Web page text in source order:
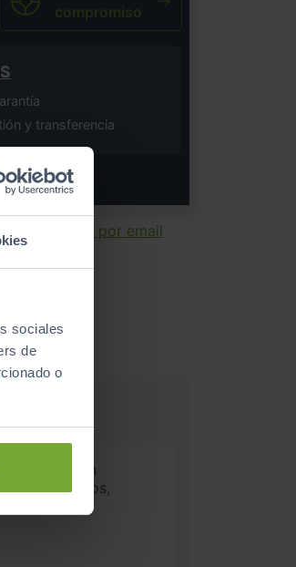
sociales
de
o
compromiso
y transferencia
Enviar por email
posición
eléctricos,